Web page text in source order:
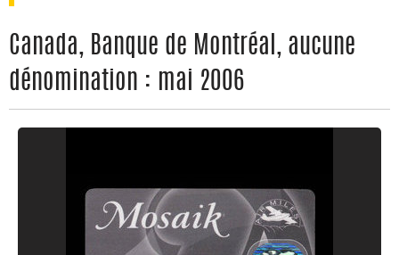
Canada, Banque de Montréal, aucune
dénomination : mai 2006